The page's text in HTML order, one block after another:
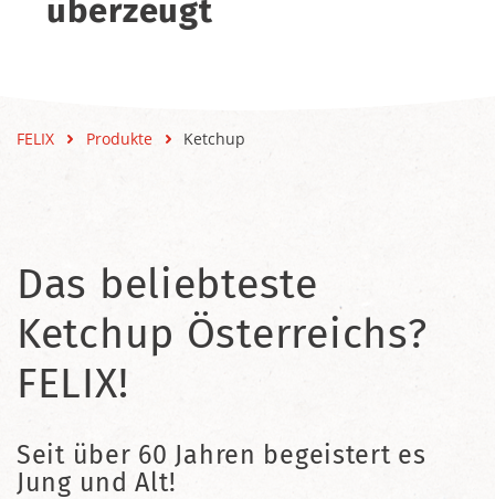
überzeugt
FELIX Produkte Ketchup
Das beliebteste
Ketchup Österreichs?
FELIX!
Seit über 60 Jahren begeistert es
Jung und Alt!